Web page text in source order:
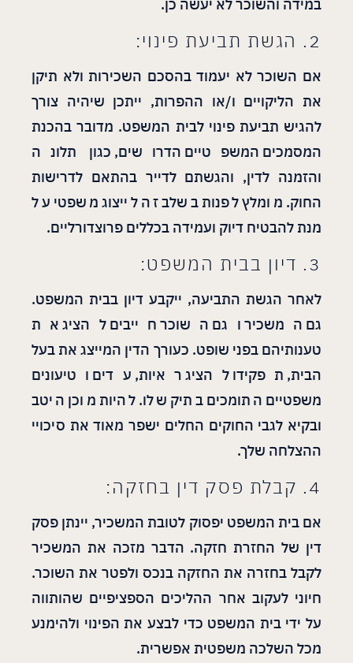
במידה והשוכר לא יעשה כן.
2. הגשת תביעת פינוי:
אם השוכר לא יעמוד בהסכם השכירות ולא תיקן
את הליקויים ו/או ההפרות, ייתכן שיהיה צורך
להגיש תביעת פינוי לבית המשפט. מדובר בהכנת
המסמכים המשפטיים הדרושים, כגון תלונה
והזמנה לדין, והגשתם לדייר בהתאם לדרישות
החוק. מומלץ לפנות בשלב זה לייצוג משפטי על
מנת להבטיח דיוק ועמידה בכללים פרוצדורליים.
3. דיון בבית המשפט:
לאחר הגשת התביעה, ייקבע דיון בבית המשפט.
גם המשכיר וגם השוכר חייבים להציג את
טענותיהם בפני שופט. כעורך הדין המייצג את בעל
הבית, תפקידו להציג ראיות, עדים וטיעונים
משפטיים התומכים בתיק שלו. להיות מוכן היטב
ובקיא לגבי החוקים החלים ישפר מאוד את סיכויי
ההצלחה שלך.
4. קבלת פסק דין בחזקה:
אם בית המשפט יפסוק לטובת המשכיר, יינתן פסק
דין של החזרת חזקה. הדבר מזכה את המשכיר
לקבל בחזרה את החזקה בנכס ולפטר את השוכר.
חיוני לעקוב אחר ההליכים הספציפיים שהותווה
על ידי בית המשפט כדי לבצע את הפינוי ולהימנע
מכל השלכה משפטית אפשרית.